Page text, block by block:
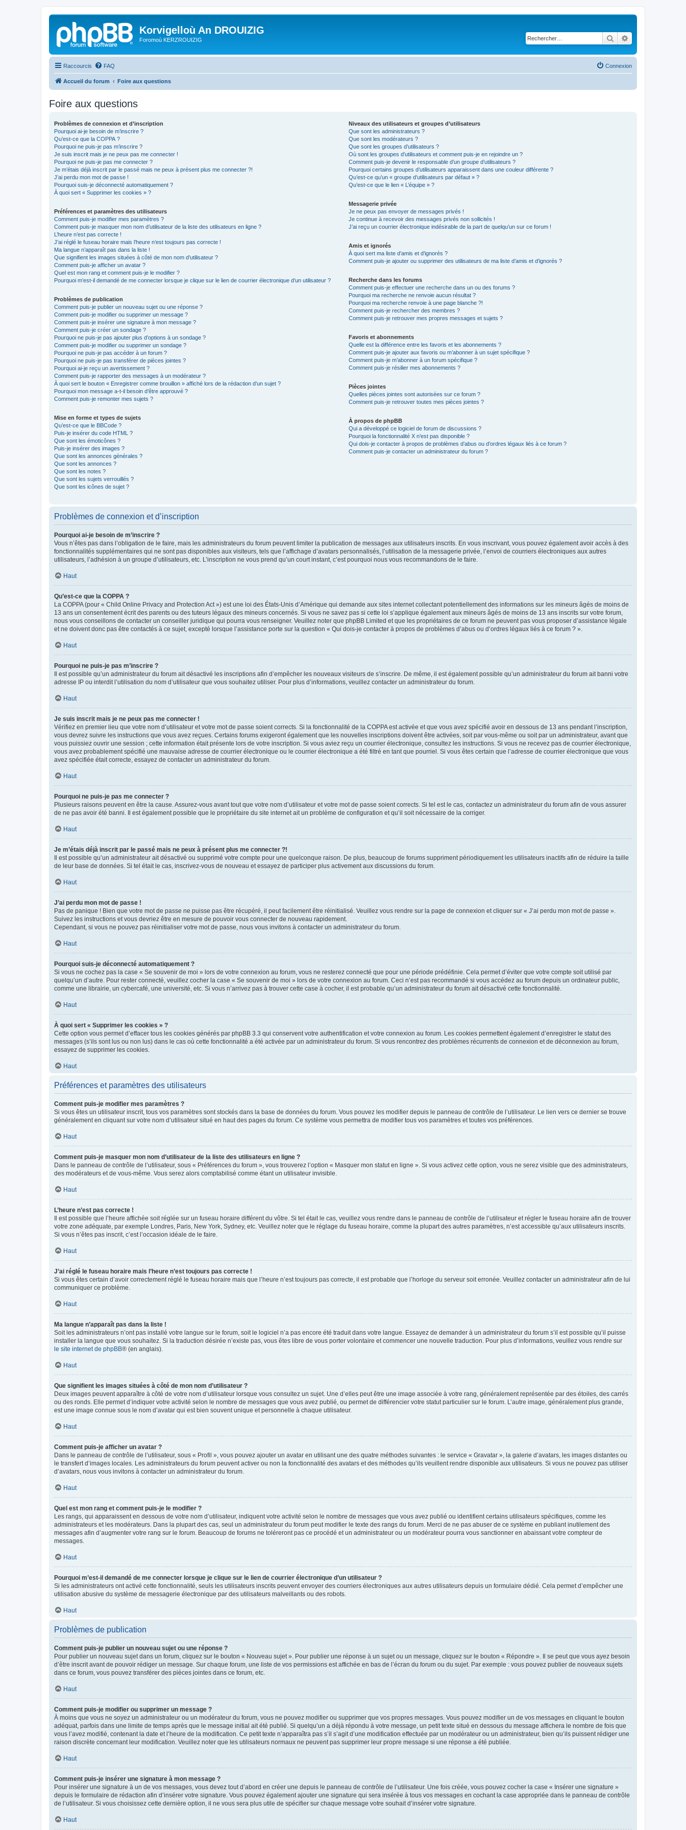
Korvigelloù An DROUIZIG
Foromoù KERZROUIZIG Rechercher
Raccourcis FAQ Connexion
Accueil du forum Foire aux questions
Foire aux questions
Problèmes de connexion et d’inscription
Pourquoi ai-je besoin de m’inscrire ?
Qu’est-ce que la COPPA ?
Pourquoi ne puis-je pas m’inscrire ?
Je suis inscrit mais je ne peux pas me connecter !
Pourquoi ne puis-je pas me connecter ?
Je m’étais déjà inscrit par le passé mais ne peux à présent plus me connecter ?!
J’ai perdu mon mot de passe !
Pourquoi suis-je déconnecté automatiquement ?
À quoi sert « Supprimer les cookies » ?
Préférences et paramètres des utilisateurs
Comment puis-je modifier mes paramètres ?
Comment puis-je masquer mon nom d’utilisateur de la liste des utilisateurs en ligne ?
L’heure n’est pas correcte !
J’ai réglé le fuseau horaire mais l’heure n’est toujours pas correcte !
Ma langue n’apparaît pas dans la liste !
Que signifient les images situées à côté de mon nom d’utilisateur ?
Comment puis-je afficher un avatar ?
Quel est mon rang et comment puis-je le modifier ?
Pourquoi m’est-il demandé de me connecter lorsque je clique sur le lien de courrier électronique d’un utilisateur ?
Problèmes de publication
Comment puis-je publier un nouveau sujet ou une réponse ?
Comment puis-je modifier ou supprimer un message ?
Comment puis-je insérer une signature à mon message ?
Comment puis-je créer un sondage ?
Pourquoi ne puis-je pas ajouter plus d’options à un sondage ?
Comment puis-je modifier ou supprimer un sondage ?
Pourquoi ne puis-je pas accéder à un forum ?
Pourquoi ne puis-je pas transférer de pièces jointes ?
Pourquoi ai-je reçu un avertissement ?
Comment puis-je rapporter des messages à un modérateur ?
À quoi sert le bouton « Enregistrer comme brouillon » affiché lors de la rédaction d’un sujet ?
Pourquoi mon message a-t-il besoin d’être approuvé ?
Comment puis-je remonter mes sujets ?
Mise en forme et types de sujets
Qu’est-ce que le BBCode ?
Puis-je insérer du code HTML ?
Que sont les émoticônes ?
Puis-je insérer des images ?
Que sont les annonces générales ?
Que sont les annonces ?
Que sont les notes ?
Que sont les sujets verrouillés ?
Que sont les icônes de sujet ?
Niveaux des utilisateurs et groupes d’utilisateurs
Que sont les administrateurs ?
Que sont les modérateurs ?
Que sont les groupes d’utilisateurs ?
Où sont les groupes d’utilisateurs et comment puis-je en rejoindre un ?
Comment puis-je devenir le responsable d’un groupe d’utilisateurs ?
Pourquoi certains groupes d’utilisateurs apparaissent dans une couleur différente ?
Qu’est-ce qu’un « groupe d’utilisateurs par défaut » ?
Qu’est-ce que le lien « L’équipe » ?
Messagerie privée
Je ne peux pas envoyer de messages privés !
Je continue à recevoir des messages privés non sollicités !
J’ai reçu un courrier électronique indésirable de la part de quelqu’un sur ce forum !
Amis et ignorés
À quoi sert ma liste d’amis et d’ignorés ?
Comment puis-je ajouter ou supprimer des utilisateurs de ma liste d’amis et d’ignorés ?
Recherche dans les forums
Comment puis-je effectuer une recherche dans un ou des forums ?
Pourquoi ma recherche ne renvoie aucun résultat ?
Pourquoi ma recherche renvoie à une page blanche ?!
Comment puis-je rechercher des membres ?
Comment puis-je retrouver mes propres messages et sujets ?
Favoris et abonnements
Quelle est la différence entre les favoris et les abonnements ?
Comment puis-je ajouter aux favoris ou m’abonner à un sujet spécifique ?
Comment puis-je m’abonner à un forum spécifique ?
Comment puis-je résilier mes abonnements ?
Pièces jointes
Quelles pièces jointes sont autorisées sur ce forum ?
Comment puis-je retrouver toutes mes pièces jointes ?
À propos de phpBB
Qui a développé ce logiciel de forum de discussions ?
Pourquoi la fonctionnalité X n’est pas disponible ?
Qui dois-je contacter à propos de problèmes d’abus ou d’ordres légaux liés à ce forum ?
Comment puis-je contacter un administrateur du forum ?
Problèmes de connexion et d’inscription
Pourquoi ai-je besoin de m’inscrire ?
Vous n’êtes pas dans l’obligation de le faire, mais les administrateurs du forum peuvent limiter la publication de messages aux utilisateurs inscrits. En vous inscrivant, vous pouvez également avoir accès à des
fonctionnalités supplémentaires qui ne sont pas disponibles aux visiteurs, tels que l’affichage d’avatars personnalisés, l’utilisation de la messagerie privée, l’envoi de courriers électroniques aux autres
utilisateurs, l’adhésion à un groupe d’utilisateurs, etc. L’inscription ne vous prend qu’un court instant, c’est pourquoi nous vous recommandons de le faire.
Haut
Qu’est-ce que la COPPA ?
La COPPA (pour « Child Online Privacy and Protection Act ») est une loi des États-Unis d’Amérique qui demande aux sites internet collectant potentiellement des informations sur les mineurs âgés de moins de
13 ans un consentement écrit des parents ou des tuteurs légaux des mineurs concernés. Si vous ne savez pas si cette loi s’applique également aux mineurs âgés de moins de 13 ans inscrits sur votre forum,
nous vous conseillons de contacter un conseiller juridique qui pourra vous renseigner. Veuillez noter que phpBB Limited et que les propriétaires de ce forum ne peuvent pas vous proposer d’assistance légale
et ne doivent donc pas être contactés à ce sujet, excepté lorsque l’assistance porte sur la question « Qui dois-je contacter à propos de problèmes d’abus ou d’ordres légaux liés à ce forum ? ».
Haut
Pourquoi ne puis-je pas m’inscrire ?
Il est possible qu’un administrateur du forum ait désactivé les inscriptions afin d’empêcher les nouveaux visiteurs de s’inscrire. De même, il est également possible qu’un administrateur du forum ait banni votre
adresse IP ou interdit l’utilisation du nom d’utilisateur que vous souhaitez utiliser. Pour plus d’informations, veuillez contacter un administrateur du forum.
Haut
Je suis inscrit mais je ne peux pas me connecter !
Vérifiez en premier lieu que votre nom d’utilisateur et votre mot de passe soient corrects. Si la fonctionnalité de la COPPA est activée et que vous avez spécifié avoir en dessous de 13 ans pendant l’inscription,
vous devrez suivre les instructions que vous avez reçues. Certains forums exigeront également que les nouvelles inscriptions doivent être activées, soit par vous-même ou soit par un administrateur, avant que
vous puissiez ouvrir une session ; cette information était présente lors de votre inscription. Si vous aviez reçu un courrier électronique, consultez les instructions. Si vous ne recevez pas de courrier électronique,
vous avez probablement spécifié une mauvaise adresse de courrier électronique ou le courrier électronique a été filtré en tant que pourriel. Si vous êtes certain que l’adresse de courrier électronique que vous
avez spécifiée était correcte, essayez de contacter un administrateur du forum.
Haut
Pourquoi ne puis-je pas me connecter ?
Plusieurs raisons peuvent en être la cause. Assurez-vous avant tout que votre nom d’utilisateur et votre mot de passe soient corrects. Si tel est le cas, contactez un administrateur du forum afin de vous assurer
de ne pas avoir été banni. Il est également possible que le propriétaire du site internet ait un problème de configuration et qu’il soit nécessaire de la corriger.
Haut
Je m’étais déjà inscrit par le passé mais ne peux à présent plus me connecter ?!
Il est possible qu’un administrateur ait désactivé ou supprimé votre compte pour une quelconque raison. De plus, beaucoup de forums suppriment périodiquement les utilisateurs inactifs afin de réduire la taille
de leur base de données. Si tel était le cas, inscrivez-vous de nouveau et essayez de participer plus activement aux discussions du forum.
Haut
J’ai perdu mon mot de passe !
Pas de panique ! Bien que votre mot de passe ne puisse pas être récupéré, il peut facilement être réinitialisé. Veuillez vous rendre sur la page de connexion et cliquer sur « J’ai perdu mon mot de passe ».
Suivez les instructions et vous devriez être en mesure de pouvoir vous connecter de nouveau rapidement.
Cependant, si vous ne pouvez pas réinitialiser votre mot de passe, nous vous invitons à contacter un administrateur du forum.
Haut
Pourquoi suis-je déconnecté automatiquement ?
Si vous ne cochez pas la case « Se souvenir de moi » lors de votre connexion au forum, vous ne resterez connecté que pour une période prédéfinie. Cela permet d’éviter que votre compte soit utilisé par
quelqu’un d’autre. Pour rester connecté, veuillez cocher la case « Se souvenir de moi » lors de votre connexion au forum. Ceci n’est pas recommandé si vous accédez au forum depuis un ordinateur public,
comme une librairie, un cybercafé, une université, etc. Si vous n’arrivez pas à trouver cette case à cocher, il est probable qu’un administrateur du forum ait désactivé cette fonctionnalité.
Haut
À quoi sert « Supprimer les cookies » ?
Cette option vous permet d’effacer tous les cookies générés par phpBB 3.3 qui conservent votre authentification et votre connexion au forum. Les cookies permettent également d’enregistrer le statut des
messages (s’ils sont lus ou non lus) dans le cas où cette fonctionnalité a été activée par un administrateur du forum. Si vous rencontrez des problèmes récurrents de connexion et de déconnexion au forum,
essayez de supprimer les cookies.
Haut
Préférences et paramètres des utilisateurs
Comment puis-je modifier mes paramètres ?
Si vous êtes un utilisateur inscrit, tous vos paramètres sont stockés dans la base de données du forum. Vous pouvez les modifier depuis le panneau de contrôle de l’utilisateur. Le lien vers ce dernier se trouve
généralement en cliquant sur votre nom d’utilisateur situé en haut des pages du forum. Ce système vous permettra de modifier tous vos paramètres et toutes vos préférences.
Haut
Comment puis-je masquer mon nom d’utilisateur de la liste des utilisateurs en ligne ?
Dans le panneau de contrôle de l’utilisateur, sous « Préférences du forum », vous trouverez l’option « Masquer mon statut en ligne ». Si vous activez cette option, vous ne serez visible que des administrateurs,
des modérateurs et de vous-même. Vous serez alors comptabilisé comme étant un utilisateur invisible.
Haut
L’heure n’est pas correcte !
Il est possible que l’heure affichée soit réglée sur un fuseau horaire différent du vôtre. Si tel était le cas, veuillez vous rendre dans le panneau de contrôle de l’utilisateur et régler le fuseau horaire afin de trouver
votre zone adéquate, par exemple Londres, Paris, New York, Sydney, etc. Veuillez noter que le réglage du fuseau horaire, comme la plupart des autres paramètres, n’est accessible qu’aux utilisateurs inscrits.
Si vous n’êtes pas inscrit, c’est l’occasion idéale de le faire.
Haut
J’ai réglé le fuseau horaire mais l’heure n’est toujours pas correcte !
Si vous êtes certain d’avoir correctement réglé le fuseau horaire mais que l’heure n’est toujours pas correcte, il est probable que l’horloge du serveur soit erronée. Veuillez contacter un administrateur afin de lui
communiquer ce problème.
Haut
Ma langue n’apparaît pas dans la liste !
Soit les administrateurs n’ont pas installé votre langue sur le forum, soit le logiciel n’a pas encore été traduit dans votre langue. Essayez de demander à un administrateur du forum s’il est possible qu’il puisse
installer la langue que vous souhaitez. Si la traduction désirée n’existe pas, vous êtes libre de vous porter volontaire et commencer une nouvelle traduction. Pour plus d’informations, veuillez vous rendre sur
le site internet de phpBB® (en anglais).
Haut
Que signifient les images situées à côté de mon nom d’utilisateur ?
Deux images peuvent apparaître à côté de votre nom d’utilisateur lorsque vous consultez un sujet. Une d’elles peut être une image associée à votre rang, généralement représentée par des étoiles, des carrés
ou des ronds. Elle permet d’indiquer votre activité selon le nombre de messages que vous avez publié, ou permet de différencier votre statut particulier sur le forum. L’autre image, généralement plus grande,
est une image connue sous le nom d’avatar qui est bien souvent unique et personnelle à chaque utilisateur.
Haut
Comment puis-je afficher un avatar ?
Dans le panneau de contrôle de l’utilisateur, sous « Profil », vous pouvez ajouter un avatar en utilisant une des quatre méthodes suivantes : le service « Gravatar », la galerie d’avatars, les images distantes ou
le transfert d’images locales. Les administrateurs du forum peuvent activer ou non la fonctionnalité des avatars et des méthodes qu’ils veuillent rendre disponible aux utilisateurs. Si vous ne pouvez pas utiliser
d’avatars, nous vous invitons à contacter un administrateur du forum.
Haut
Quel est mon rang et comment puis-je le modifier ?
Les rangs, qui apparaissent en dessous de votre nom d’utilisateur, indiquent votre activité selon le nombre de messages que vous avez publié ou identifient certains utilisateurs spécifiques, comme les
administrateurs et les modérateurs. Dans la plupart des cas, seul un administrateur du forum peut modifier le texte des rangs du forum. Merci de ne pas abuser de ce système en publiant inutilement des
messages afin d’augmenter votre rang sur le forum. Beaucoup de forums ne toléreront pas ce procédé et un administrateur ou un modérateur pourra vous sanctionner en abaissant votre compteur de
messages.
Haut
Pourquoi m’est-il demandé de me connecter lorsque je clique sur le lien de courrier électronique d’un utilisateur ?
Si les administrateurs ont activé cette fonctionnalité, seuls les utilisateurs inscrits peuvent envoyer des courriers électroniques aux autres utilisateurs depuis un formulaire dédié. Cela permet d’empêcher une
utilisation abusive du système de messagerie électronique par des utilisateurs malveillants ou des robots.
Haut
Problèmes de publication
Comment puis-je publier un nouveau sujet ou une réponse ?
Pour publier un nouveau sujet dans un forum, cliquez sur le bouton « Nouveau sujet ». Pour publier une réponse à un sujet ou un message, cliquez sur le bouton « Répondre ». Il se peut que vous ayez besoin
d’être inscrit avant de pouvoir rédiger un message. Sur chaque forum, une liste de vos permissions est affichée en bas de l’écran du forum ou du sujet. Par exemple : vous pouvez publier de nouveaux sujets
dans ce forum, vous pouvez transférer des pièces jointes dans ce forum, etc.
Haut
Comment puis-je modifier ou supprimer un message ?
À moins que vous ne soyez un administrateur ou un modérateur du forum, vous ne pouvez modifier ou supprimer que vos propres messages. Vous pouvez modifier un de vos messages en cliquant le bouton
adéquat, parfois dans une limite de temps après que le message initial ait été publié. Si quelqu’un a déjà répondu à votre message, un petit texte situé en dessous du message affichera le nombre de fois que
vous l’avez modifié, contenant la date et l’heure de la modification. Ce petit texte n’apparaîtra pas s’il s’agit d’une modification effectuée par un modérateur ou un administrateur, bien qu’ils puissent rédiger une
raison discrète concernant leur modification. Veuillez noter que les utilisateurs normaux ne peuvent pas supprimer leur propre message si une réponse a été publiée.
Haut
Comment puis-je insérer une signature à mon message ?
Pour insérer une signature à un de vos messages, vous devez tout d’abord en créer une depuis le panneau de contrôle de l’utilisateur. Une fois créée, vous pouvez cocher la case « Insérer une signature »
depuis le formulaire de rédaction afin d’insérer votre signature. Vous pouvez également ajouter une signature qui sera insérée à tous vos messages en cochant la case appropriée dans le panneau de contrôle
de l’utilisateur. Si vous choisissez cette dernière option, il ne vous sera plus utile de spécifier sur chaque message votre souhait d’insérer votre signature.
Haut